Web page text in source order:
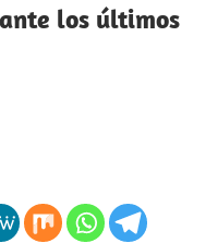
los últimos